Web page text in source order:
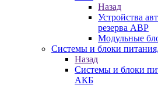
Назад
Устройства
резерва АВР
Модульные
Системы и блоки
Назад
Системы и блоки
АКБ